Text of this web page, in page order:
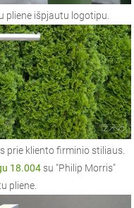
pliene išpjautu logotipu.
prie kliento firminio stiliaus.
18.004su "Philip Morris"
pliene.